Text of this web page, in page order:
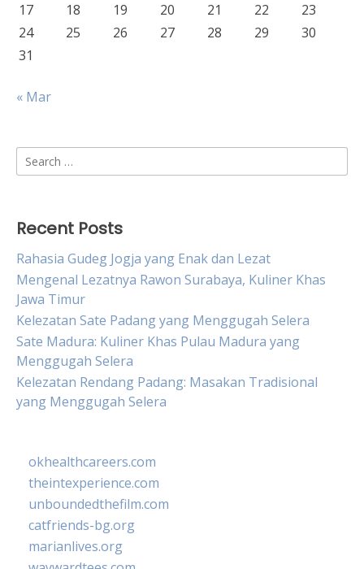
17
18 19 20 21 22
23
24
25 26 27 28 29
30
31
« Mar
Search
for:
Recent Posts
Rahasia Gudeg Jogja yang Enak dan Lezat
Mengenal Lezatnya Rawon Surabaya, Kuliner Khas
Jawa Timur
Kelezatan Sate Padang yang Menggugah Selera
Sate Madura: Kuliner Khas Pulau Madura yang
Menggugah Selera
Kelezatan Rendang Padang: Masakan Tradisional
yang Menggugah Selera
okhealthcareers.com
theintexperience.com
unboundedthefilm.com
catfriends-bg.org
marianlives.org